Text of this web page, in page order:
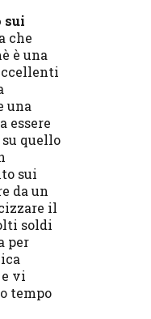
sui
che
è una
una
essere
quello
sui
da un
il
soldi
per
vi
tempo